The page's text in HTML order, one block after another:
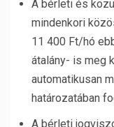
A bérleti és
mindenkori
11 400 Ft/hó
átalány- is meg
automatikusan
határozatában
A bérleti